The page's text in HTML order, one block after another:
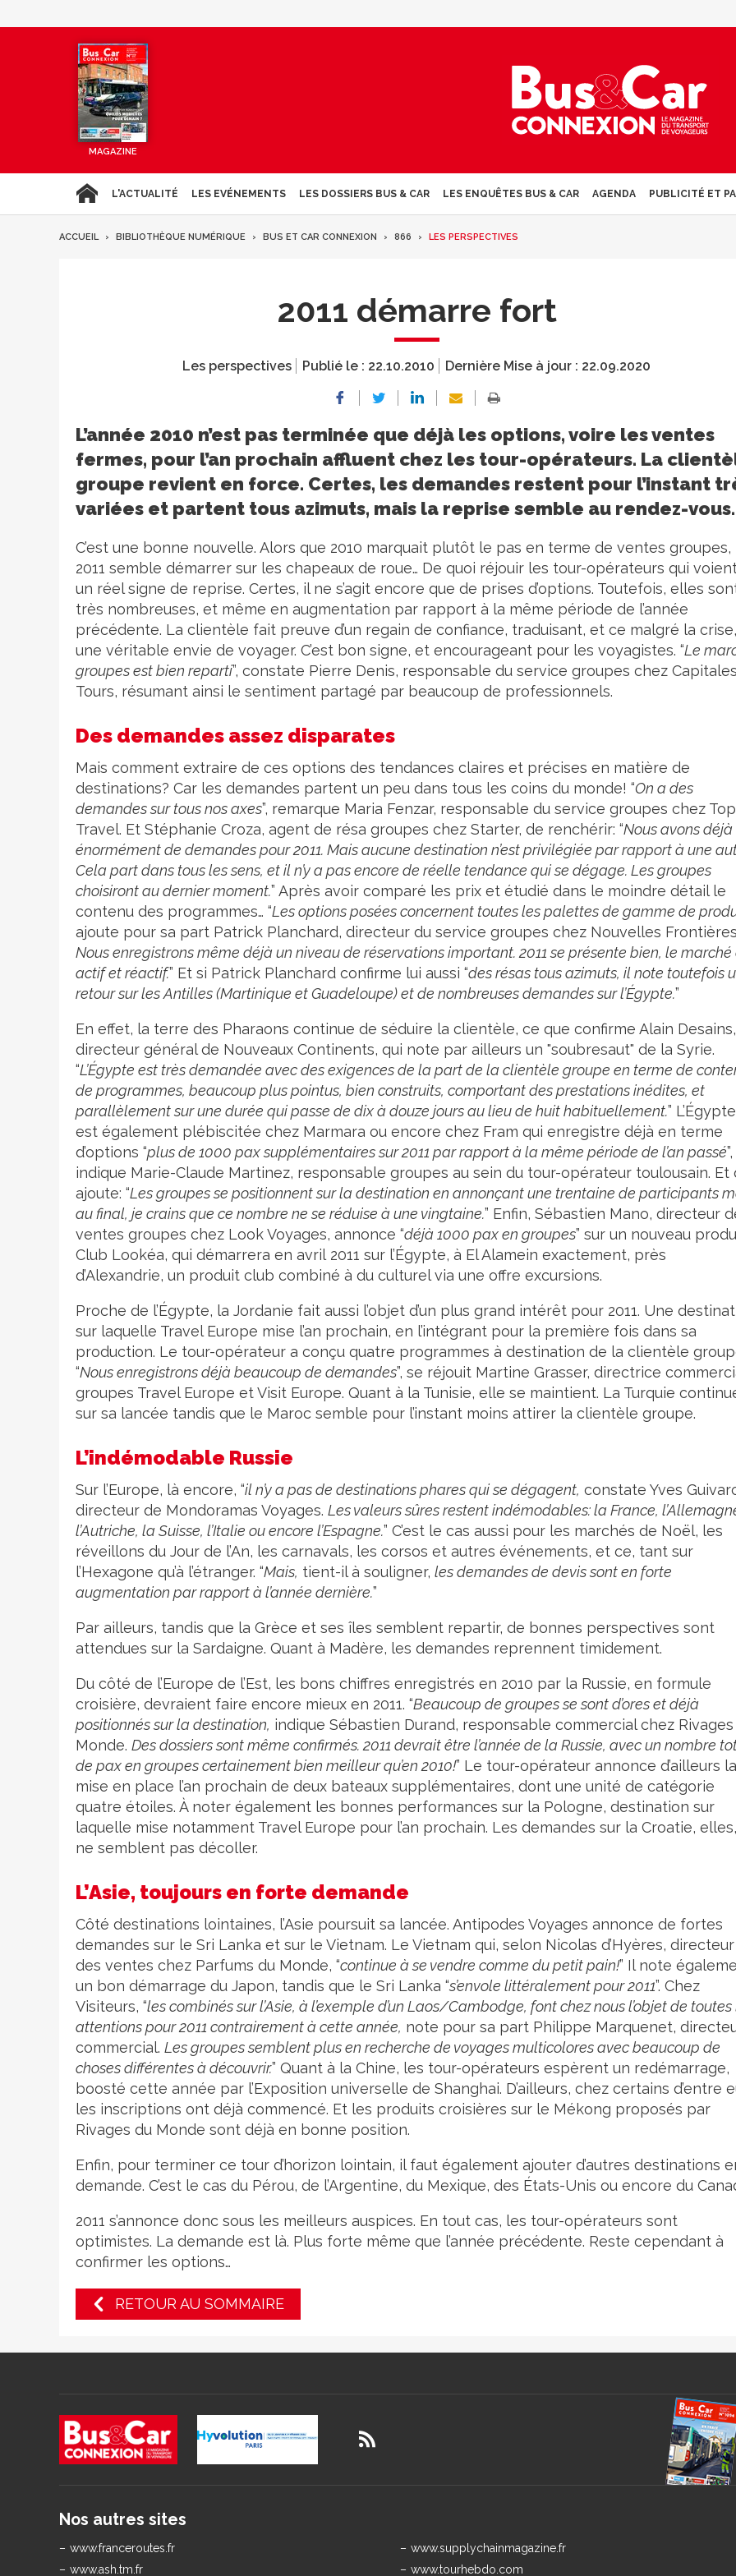
MAGAZINE
L'ACTUALITÉ LES EVÉNEMENTS LES DOSSIERS BUS & CAR LES ENQUÊTES BUS & CAR AGENDA PUBLICITÉ ET
ACCUEIL BIBLIOTHÈQUE NUMÉRIQUE BUS ET CAR CONNEXION 866 LES PERSPECTIVES
2011 démarre fort
Les perspectives Publié le : 22.10.2010 Dernière Mise à jour : 22.09.2020
L’année 2010 n’est pas terminée que déjà les options, voire les ventes
fermes, pour l’an prochain affluent chez les tour-opérateurs. La
groupe revient en force. Certes, les demandes restent pour l’instant
variées et partent tous azimuts, mais la reprise semble au rendez-vous.
C’est une bonne nouvelle. Alors que 2010 marquait plutôt le pas en terme de ventes groupes,
2011 semble démarrer sur les chapeaux de roue… De quoi réjouir les tour-opérateurs qui
un réel signe de reprise. Certes, il ne s’agit encore que de prises d’options. Toutefois, elles
très nombreuses, et même en augmentation par rapport à la même période de l’année
précédente. La clientèle fait preuve d’un regain de confiance, traduisant, et ce malgré la crise,
une véritable envie de voyager. C’est bon signe, et encourageant pour les voyagistes. “Le
groupes est bien reparti”, constate Pierre Denis, responsable du service groupes chez Capitales
Tours, résumant ainsi le sentiment partagé par beaucoup de professionnels.
Des demandes assez disparates
Mais comment extraire de ces options des tendances claires et précises en matière de
destinations? Car les demandes partent un peu dans tous les coins du monde! “On a des
demandes sur tous nos axes”, remarque Maria Fenzar, responsable du service groupes chez
Travel. Et Stéphanie Croza, agent de résa groupes chez Starter, de renchérir: “Nous avons déjà
énormément de demandes pour 2011. Mais aucune destination n’est privilégiée par rapport à une
Cela part dans tous les sens, et il n’y a pas encore de réelle tendance qui se dégage. Les groupes
choisiront au dernier moment.” Après avoir comparé les prix et étudié dans le moindre détail le
contenu des programmes… “Les options posées concernent toutes les palettes de gamme de
ajoute pour sa part Patrick Planchard, directeur du service groupes chez Nouvelles
Nous enregistrons même déjà un niveau de réservations important. 2011 se présente bien, le marché
actif et réactif.” Et si Patrick Planchard confirme lui aussi “des résas tous azimuts, il note toutefois
retour sur les Antilles (Martinique et Guadeloupe) et de nombreuses demandes sur l’Égypte.”
En effet, la terre des Pharaons continue de séduire la clientèle, ce que confirme Alain Desains,
directeur général de Nouveaux Continents, qui note par ailleurs un "soubresaut" de la Syrie.
“L’Égypte est très demandée avec des exigences de la part de la clientèle groupe en terme de
de programmes, beaucoup plus pointus, bien construits, comportant des prestations inédites, et
parallèlement sur une durée qui passe de dix à douze jours au lieu de huit habituellement.” L’Égypte
est également plébiscitée chez Marmara ou encore chez Fram qui enregistre déjà en terme
d’options “plus de 1000 pax supplémentaires sur 2011 par rapport à la même période de l’an passé”,
indique Marie-Claude Martinez, responsable groupes au sein du tour-opérateur toulousain. Et
ajoute: “Les groupes se positionnent sur la destination en annonçant une trentaine de participants
au final, je crains que ce nombre ne se réduise à une vingtaine.” Enfin, Sébastien Mano, directeur
ventes groupes chez Look Voyages, annonce “déjà 1000 pax en groupes” sur un nouveau
Club Lookéa, qui démarrera en avril 2011 sur l’Égypte, à El Alamein exactement, près
d’Alexandrie, un produit club combiné à du culturel via une offre excursions.
Proche de l’Égypte, la Jordanie fait aussi l’objet d’un plus grand intérêt pour 2011. Une
sur laquelle Travel Europe mise l’an prochain, en l’intégrant pour la première fois dans sa
production. Le tour-opérateur a conçu quatre programmes à destination de la clientèle
“Nous enregistrons déjà beaucoup de demandes”, se réjouit Martine Grasser, directrice
groupes Travel Europe et Visit Europe. Quant à la Tunisie, elle se maintient. La Turquie
sur sa lancée tandis que le Maroc semble pour l’instant moins attirer la clientèle groupe.
L’indémodable Russie
Sur l’Europe, là encore, “il n’y a pas de destinations phares qui se dégagent, constate Yves
directeur de Mondoramas Voyages. Les valeurs sûres restent indémodables: la France,
l’Autriche, la Suisse, l’Italie ou encore l’Espagne.” C’est le cas aussi pour les marchés de Noël, les
réveillons du Jour de l’An, les carnavals, les corsos et autres événements, et ce, tant sur
l’Hexagone qu’à l’étranger. “Mais, tient-il à souligner, les demandes de devis sont en forte
augmentation par rapport à l’année dernière.”
Par ailleurs, tandis que la Grèce et ses îles semblent repartir, de bonnes perspectives sont
attendues sur la Sardaigne. Quant à Madère, les demandes reprennent timidement.
Du côté de l’Europe de l’Est, les bons chiffres enregistrés en 2010 par la Russie, en formule
croisière, devraient faire encore mieux en 2011. “Beaucoup de groupes se sont d’ores et déjà
positionnés sur la destination, indique Sébastien Durand, responsable commercial chez
Monde. Des dossiers sont même confirmés. 2011 devrait être l’année de la Russie, avec un nombre
de pax en groupes certainement bien meilleur qu’en 2010!” Le tour-opérateur annonce d’ailleurs la
mise en place l’an prochain de deux bateaux supplémentaires, dont une unité de catégorie
quatre étoiles. À noter également les bonnes performances sur la Pologne, destination sur
laquelle mise notamment Travel Europe pour l’an prochain. Les demandes sur la Croatie, elles,
ne semblent pas décoller.
L’Asie, toujours en forte demande
Côté destinations lointaines, l’Asie poursuit sa lancée. Antipodes Voyages annonce de fortes
demandes sur le Sri Lanka et sur le Vietnam. Le Vietnam qui, selon Nicolas d’Hyères, directeur
des ventes chez Parfums du Monde, “continue à se vendre comme du petit pain!” Il note
un bon démarrage du Japon, tandis que le Sri Lanka “s’envole littéralement pour 2011”. Chez
Visiteurs, “les combinés sur l’Asie, à l’exemple d’un Laos/Cambodge, font chez nous l’objet de toutes
attentions pour 2011 contrairement à cette année, note pour sa part Philippe Marquenet,
commercial. Les groupes semblent plus en recherche de voyages multicolores avec beaucoup de
choses différentes à découvrir.” Quant à la Chine, les tour-opérateurs espèrent un redémarrage,
boosté cette année par l’Exposition universelle de Shanghai. D’ailleurs, chez certains d’entre
les inscriptions ont déjà commencé. Et les produits croisières sur le Mékong proposés par
Rivages du Monde sont déjà en bonne position.
Enfin, pour terminer ce tour d’horizon lointain, il faut également ajouter d’autres destinations
demande. C’est le cas du Pérou, de l’Argentine, du Mexique, des États-Unis ou encore du
2011 s’annonce donc sous les meilleurs auspices. En tout cas, les tour-opérateurs sont
optimistes. La demande est là. Plus forte même que l’année précédente. Reste cependant à
confirmer les options…
RETOUR AU SOMMAIRE
Nos autres sites
www.franceroutes.fr
www.supplychainmagazine.fr
www.ash.tm.fr
www.tourhebdo.com